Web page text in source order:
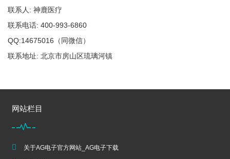
联系人: 神鹿医疗
联系电话: 400-993-6860
QQ:14675016（同微信）
联系地址: 北京市房山区琉璃河镇
网站栏目
关于AG电子官方网站_AG电子下载